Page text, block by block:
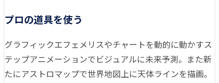
プロの道具を使う
グラフィックエフェメリスやチャートを動的に動かすス
テップアニメーションでビジュアルに未来予測。また新
たにアストロマップで世界地図上に天体ラインを描画。